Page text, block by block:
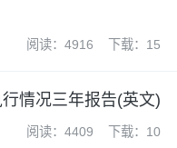
阅读：4916 下载：15
情况三年报告(英文)
阅读：4409 下载：10